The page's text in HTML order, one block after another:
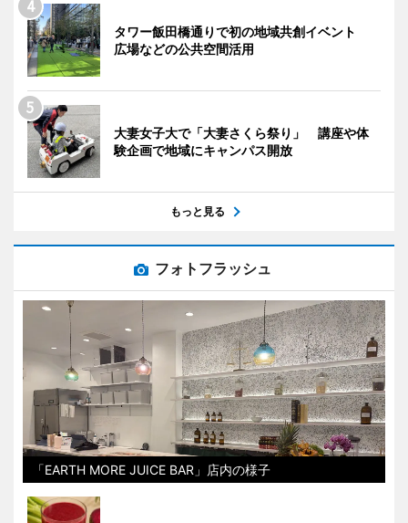
タワー飯田橋通りで初の地域共創イベント
広場などの公共空間活用
大妻女子大で「大妻さくら祭り」 講座や体
験企画で地域にキャンパス開放
もっと見る
フォトフラッシュ
「EARTH MORE JUICE BAR」店内の様子